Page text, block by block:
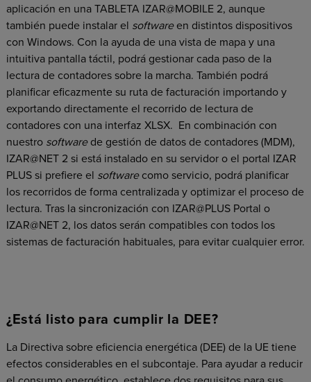
aplicación en una TABLETA IZAR@MOBILE 2, aunque
también puede instalar el softwareen distintos dispositivos
con Windows. Con la ayuda de una vista de mapa y una
intuitiva pantalla táctil, podrá gestionar cada paso de la
lectura de contadores sobre la marcha. También podrá
planificar eficazmente su ruta de facturación importando y
exportando directamente el recorrido de lectura de
contadores con una interfaz XLSX. En combinación con
nuestro softwarede gestión de datos de contadores (MDM),
IZAR@NET 2 si está instalado en su servidor o el portal IZAR
PLUS si prefiere el software como servicio, podrá planificar
los recorridos de forma centralizada y optimizar el proceso de
lectura. Tras la sincronización con IZAR@PLUS Portal o
IZAR@NET 2, los datos serán compatibles con todos los
sistemas de facturación habituales, para evitar cualquier error.
¿Está listo para cumplir la DEE?
La Directiva sobre eficiencia energética (DEE) de la UE tiene
efectos considerables en el subcontaje. Para ayudar a reducir